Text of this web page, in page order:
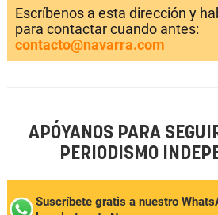
Escríbenos a esta dirección y
para contactar cuando antes:
contacto@navarra.com
APÓYANOS PARA
PERIODISMO
Suscríbete gratis a nuestro